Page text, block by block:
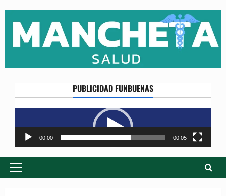
content
PUBLICIDAD FUNBUENAS
Reproductor
de
vídeo
00:00 00:05
Primary